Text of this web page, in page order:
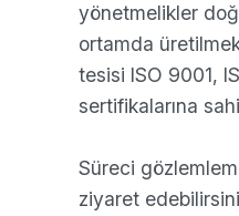
yönetmelikler
ortamda
tesisi ISO 9001,
sertifikalarına
Süreci
ziyaret